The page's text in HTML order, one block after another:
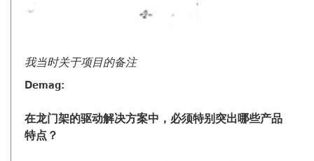
我当时关于项目的备注
Demag:
在龙门架的驱动解决方案中，必须特别突出哪些产品
特点？